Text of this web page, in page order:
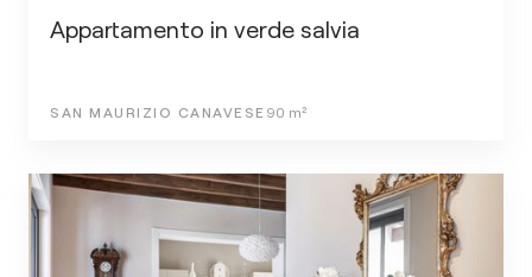
Appartamento in verde salvia
SAN MAURIZIO CANAVESE 90 m²